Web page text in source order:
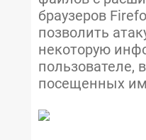
браузеров
позволить
некоторую
пользователе,
посещенных